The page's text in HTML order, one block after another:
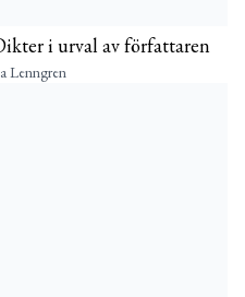
i urval av författaren
Lenngren